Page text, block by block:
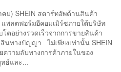
ม) SHEIN สตาร์ทอัพด้านสินค้า
พลตฟอร์มอีคอมเมิร์ซภายใต้บริษัท
ตอย่างรวดเร็วจากการขายสินค้า
นทางปัญญา ไม่เพียงเท่านั้น SHEIN
ความลับทางการค้าภายในของ
ธ์และ...